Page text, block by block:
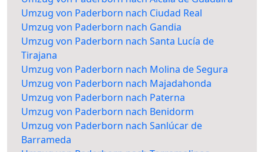
Umzug von Paderborn nach Ciudad Real
Umzug von Paderborn nach Gandia
Umzug von Paderborn nach Santa Lucía de
Tirajana
Umzug von Paderborn nach Molina de Segura
Umzug von Paderborn nach Majadahonda
Umzug von Paderborn nach Paterna
Umzug von Paderborn nach Benidorm
Umzug von Paderborn nach Sanlúcar de
Barrameda